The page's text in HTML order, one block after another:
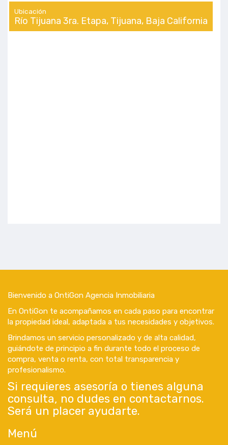
Ubicación
Río Tijuana 3ra. Etapa, Tijuana, Baja California
Bienvenido a OntiGon Agencia Inmobiliaria
En OntiGon te acompañamos en cada paso para encontrar
la propiedad ideal, adaptada a tus necesidades y objetivos.
Brindamos un servicio personalizado y de alta calidad,
guiándote de principio a fin durante todo el proceso de
compra, venta o renta, con total transparencia y
profesionalismo.
Si requieres asesoría o tienes alguna
consulta, no dudes en contactarnos.
Será un placer ayudarte.
Menú